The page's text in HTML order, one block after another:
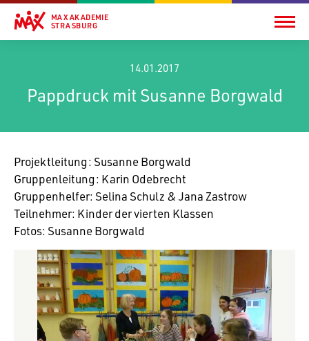
MAX AKADEMIE
STRASBURG
14.01.2017
Pappdruck mit Susanne Borgwald
Projekt­lei­tung: Susanne Borgwald
Grup­pen­lei­tung: Karin Odebrecht
Grup­pen­helfer: Selina Schulz & Jana Zastrow
Teil­nehmer: Kinder der vierten Klassen
Fotos: Susanne Borgwald